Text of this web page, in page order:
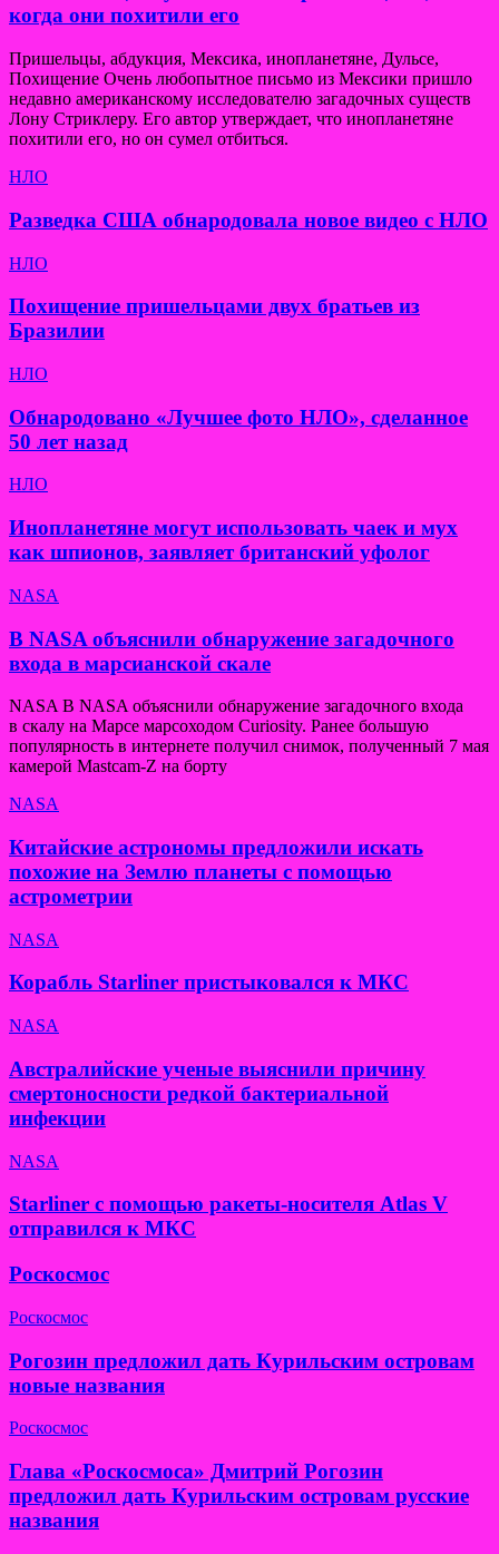
когда они похитили его
Пришельцы, абдукция, Мексика, инопланетяне, Дульсе,
Похищение Очень любопытное письмо из Мексики пришло
недавно американскому исследователю загадочных существ
Лону Стриклеру. Его автор утверждает, что инопланетяне
похитили его, но он сумел отбиться.
НЛО
Разведка США обнародовала новое видео с НЛО
НЛО
Похищение пришельцами двух братьев из
Бразилии
НЛО
Обнародовано «Лучшее фото НЛО», сделанное
50 лет назад
НЛО
Инопланетяне могут использовать чаек и мух
как шпионов, заявляет британский уфолог
NASA
В NASA объяснили обнаружение загадочного
входа в марсианской скале
NASA В NASA объяснили обнаружение загадочного входа
в скалу на Марсе марсоходом Curiosity. Ранее большую
популярность в интернете получил снимок, полученный 7 мая
камерой Mastcam-Z на борту
NASA
Китайские астрономы предложили искать
похожие на Землю планеты с помощью
астрометрии
NASA
Корабль Starliner пристыковался к МКС
NASA
Австралийские ученые выяснили причину
смертоносности редкой бактериальной
инфекции
NASA
Starliner с помощью ракеты-носителя Atlas V
отправился к МКС
Роскосмос
Роскосмос
Рогозин предложил дать Курильским островам
новые названия
Роскосмос
Глава «Роскосмоса» Дмитрий Рогозин
предложил дать Курильским островам русские
названия